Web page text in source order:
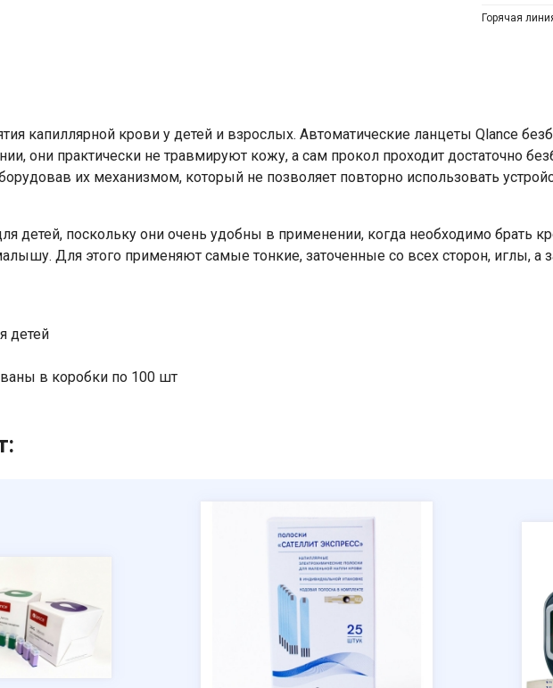
Горячая
капиллярной крови у детей и взрослых. Автоматические ланцеты Qlance
они практически не травмируют кожу, а сам прокол проходит достаточно
их механизмом, который не позволяет повторно использовать
детей, поскольку они очень удобны в применении, когда необходимо брать
Для этого применяют самые тонкие, заточенные со всех сторон, иглы, а
детей
в коробки по 100 шт
Номер телефона
соглашаетесь на обработку
персональных данных